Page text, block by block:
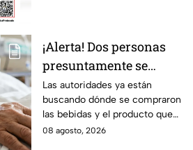
¡Alerta! Dos personas
presuntamente se
encuentran delicadas
por ingerir bebidas
alcohólicas
adulteradas en Celaya:
Las autoridades ya están
buscando dónde se compraron
las bebidas y el producto que
causó la intoxicación.
08 agosto, 2026